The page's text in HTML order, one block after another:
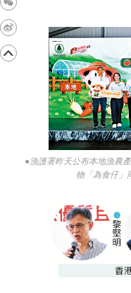
●漁護署昨天公布本地漁農
物「為食仔」